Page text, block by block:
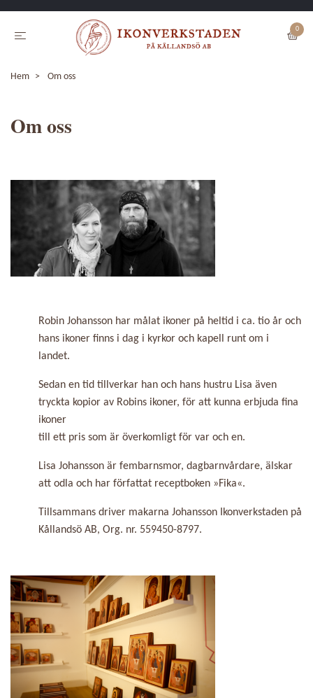
0
Hem Om oss
Om oss
Robin Johansson har målat ikoner på heltid i ca. tio år och
hans ikoner finns i dag i kyrkor och kapell runt om i
landet.
Sedan en tid tillverkar han och hans hustru Lisa även
tryckta kopior av Robins ikoner, för att kunna erbjuda fina
ikoner
till ett pris som är överkomligt för var och en.
Lisa Johansson är fembarnsmor, dagbarnvårdare, älskar
att odla och har författat receptboken »Fika«.
Tillsammans driver makarna Johansson Ikonverkstaden på
Kållandsö AB, Org. nr. 559450-8797.